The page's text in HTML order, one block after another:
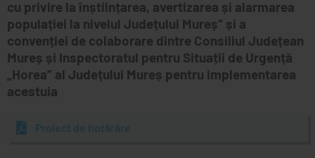
cu privire la înștiințarea, avertizarea și alarmarea
populației la nivelul Județului Mureș” și a
convenției de colaborare dintre Consiliul Județean
Mureș și Inspectoratul pentru Situații de Urgență
„Horea” al Județului Mureș pentru implementarea
acestuia
Proiect de hotărâre